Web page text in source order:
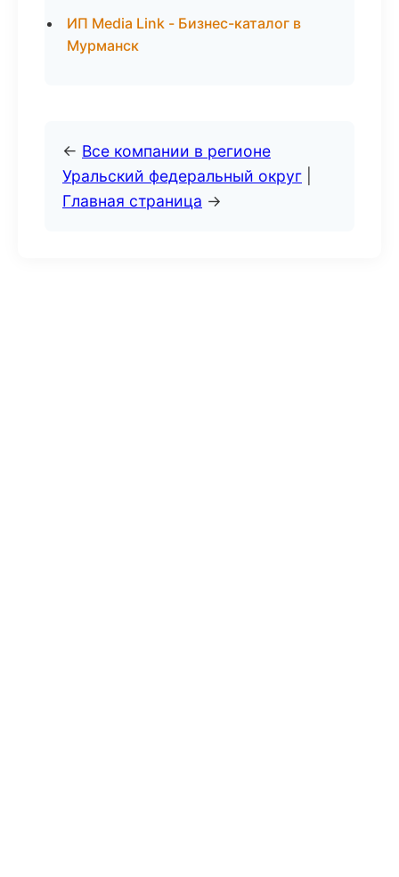
ИП Media Link - Бизнес-каталог в
Мурманск
← Все компании в регионе
Уральский федеральный округ
Главная страница →